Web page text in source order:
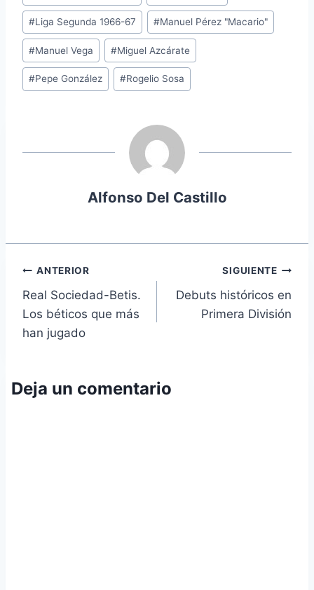
#Liga Segunda 1966-67 #Manuel Pérez "Macario"
#Manuel Vega #Miguel Azcárate
#Pepe González #Rogelio Sosa
Alfonso Del Castillo
Navegación
de
entradas
ANTERIOR
Real Sociedad-Betis.
Los béticos que más
han jugado
SIGUIENTE
Debuts históricos en
Primera División
Deja un comentario